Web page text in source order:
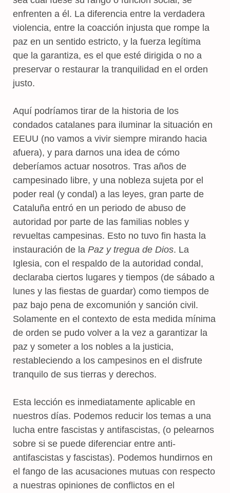
enfrenten a él. La diferencia entre la verdadera
violencia, entre la coacción injusta que rompe la
paz en un sentido estricto, y la fuerza legítima
que la garantiza, es el que esté dirigida o no a
preservar o restaurar la tranquilidad en el orden
justo.
Aquí podríamos tirar de la historia de los
condados catalanes para iluminar la situación en
EEUU (no vamos a vivir siempre mirando hacia
afuera), y para darnos una idea de cómo
deberíamos actuar nosotros. Tras años de
campesinado libre, y una nobleza sujeta por el
poder real (y condal) a las leyes, gran parte de
Cataluña entró en un periodo de abuso de
autoridad por parte de las familias nobles y
revueltas campesinas. Esto no tuvo fin hasta la
instauración de la Paz y tregua de Dios. La
Iglesia, con el respaldo de la autoridad condal,
declaraba ciertos lugares y tiempos (de sábado a
lunes y las fiestas de guardar) como tiempos de
paz bajo pena de excomunión y sanción civil.
Solamente en el contexto de esta medida mínima
de orden se pudo volver a la vez a garantizar la
paz y someter a los nobles a la justicia,
restableciendo a los campesinos en el disfrute
tranquilo de sus tierras y derechos.
Esta lección es inmediatamente aplicable en
nuestros días. Podemos reducir los temas a una
lucha entre fascistas y antifascistas, (o pelearnos
sobre si se puede diferenciar entre anti-
antifascistas y fascistas). Podemos hundirnos en
el fango de las acusaciones mutuas con respecto
a nuestras opiniones de conflictos en el